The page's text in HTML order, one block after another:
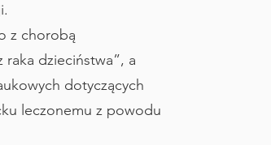
z chorobą
dzieciństwa”, a
dotyczących
leczonemu z powodu